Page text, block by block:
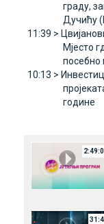
граду,
Дучићу
11:39 >
Мјесто
посебно
10:13 >
године